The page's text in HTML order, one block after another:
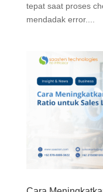
tepat saat proses
mendadak error....